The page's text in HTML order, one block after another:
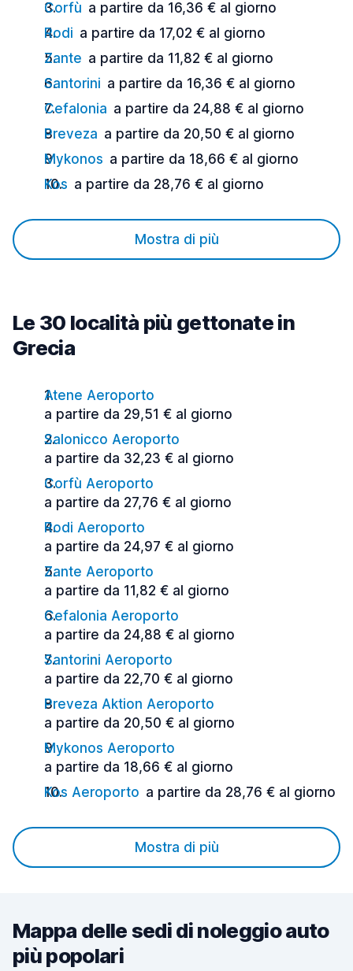
Corfù a partire da 16,36 € al giorno
Rodi a partire da 17,02 € al giorno
Zante a partire da 11,82 € al giorno
Santorini a partire da 16,36 € al giorno
Cefalonia a partire da 24,88 € al giorno
Preveza a partire da 20,50 € al giorno
Mykonos a partire da 18,66 € al giorno
Kos a partire da 28,76 € al giorno
Mostra di più
Le 30 località più gettonate in
Grecia
Atene Aeroporto
a partire da 29,51 € al giorno
Salonicco Aeroporto
a partire da 32,23 € al giorno
Corfù Aeroporto
a partire da 27,76 € al giorno
Rodi Aeroporto
a partire da 24,97 € al giorno
Zante Aeroporto
a partire da 11,82 € al giorno
Cefalonia Aeroporto
a partire da 24,88 € al giorno
Santorini Aeroporto
a partire da 22,70 € al giorno
Preveza Aktion Aeroporto
a partire da 20,50 € al giorno
Mykonos Aeroporto
a partire da 18,66 € al giorno
Kos Aeroporto a partire da 28,76 € al giorno
Mostra di più
Mappa delle sedi di noleggio auto
più popolari